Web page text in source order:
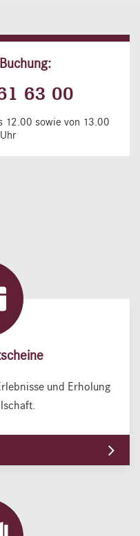
63 00
12.00 sowie von 13.00
und Erholung